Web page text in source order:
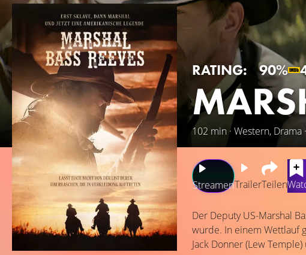
RATING: 90%
102 min · Western, Drama
StreamenTrailerTeilen
Der Deputy US-Marshal
wurde. In einem Wettlauf
Jack Donner (Lew